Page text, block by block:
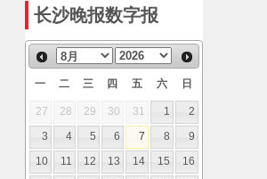
长沙晚报数字报
一 二 三 四 五 六 日
27 28 29 30 31 1
2
3
4 5 6 7 8
9
10
11 12 13 14 15
16